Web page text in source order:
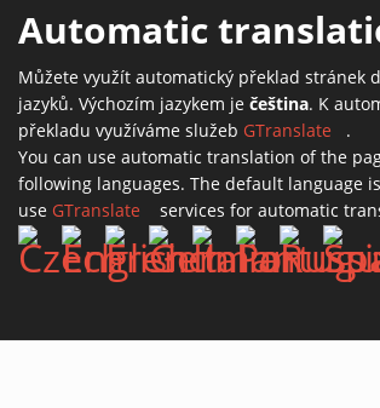
Automatic
Můžete využít automatický překlad stránek
jazyků. Výchozím jazykem je čeština. K
překladu využíváme služeb GTranslate (link
.
You can use automatic translation of the
following languages. The default language is
use GTranslate (link is external)
services for automatic